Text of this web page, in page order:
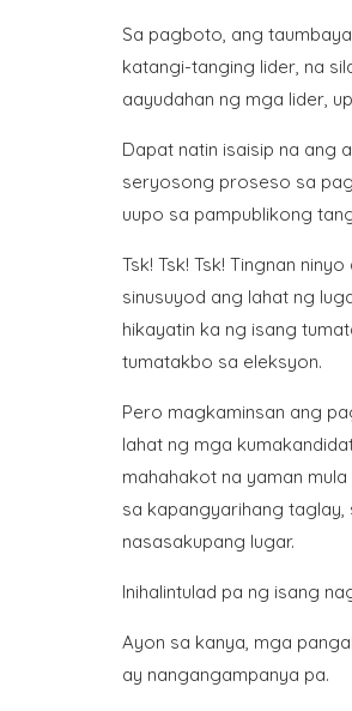
Sa pagboto, ang
katangi-tanging lider, na
aayudahan ng mga lider,
Dapat natin isaisip na ang
seryosong proseso sa
uupo sa pampublikong
Tsk! Tsk! Tsk! Tingnan
sinusuyod ang lahat ng
hikayatin ka ng isang
tumatakbo sa eleksyon.
Pero magkaminsan ang
lahat ng mga
mahahakot na yaman
sa kapangyarihang
nasasakupang lugar.
Inihalintulad pa ng isang
Ayon sa kanya, mga
ay nangangampanya pa.